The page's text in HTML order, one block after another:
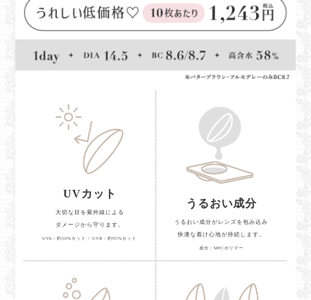
UVカット
大切な目を紫外線による
ダメージから守ります。
UVA：約50%カット / UVB：約95%カット
うるおい成分
うるおい成分がレンズを包み込み
快適な着け心地が持続します。
成分：MPCポリマー